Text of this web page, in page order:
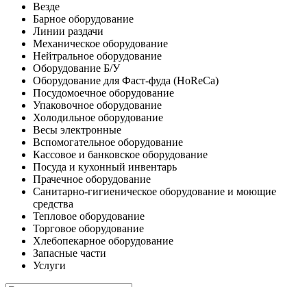
Везде
Барное оборудование
Линии раздачи
Механическое оборудование
Нейтральное оборудование
Оборудование Б/У
Оборудование для Фаст-фуда (HoReCa)
Посудомоечное оборудование
Упаковочное оборудование
Холодильное оборудование
Весы электронные
Вспомогательное оборудование
Кассовое и банковское оборудование
Посуда и кухонный инвентарь
Прачечное оборудование
Санитарно-гигиеническое оборудование и моющие
средства
Тепловое оборудование
Торговое оборудование
Хлебопекарное оборудование
Запасные части
Услуги